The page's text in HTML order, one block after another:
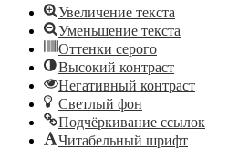
Увеличение текста
Уменьшение текста
Оттенки серого
Высокий контраст
Негативный контраст
Светлый фон
Подчёркивание ссылок
Читабельный шрифт